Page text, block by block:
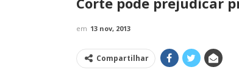
em 13 nov, 2013
Compartilhar